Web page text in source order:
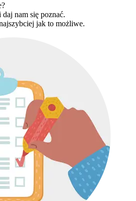
nam się poznać.
jak to możliwe.